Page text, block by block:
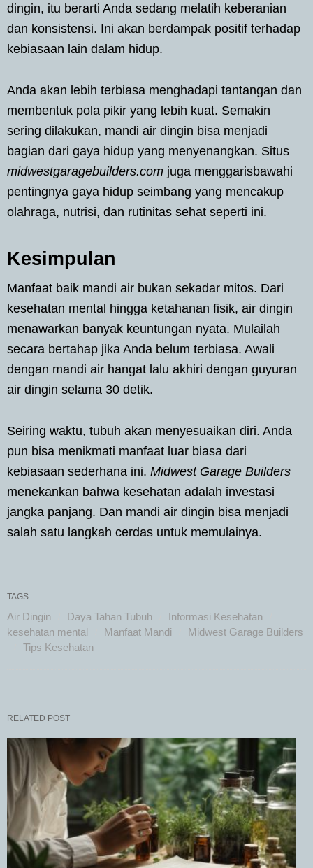
dingin, itu berarti Anda sedang melatih keberanian
dan konsistensi. Ini akan berdampak positif terhadap
kebiasaan lain dalam hidup.
Anda akan lebih terbiasa menghadapi tantangan dan
membentuk pola pikir yang lebih kuat. Semakin
sering dilakukan, mandi air dingin bisa menjadi
bagian dari gaya hidup yang menyenangkan. Situs
midwestgaragebuilders.com juga menggarisbawahi
pentingnya gaya hidup seimbang yang mencakup
olahraga, nutrisi, dan rutinitas sehat seperti ini.
Kesimpulan
Manfaat baik mandi air bukan sekadar mitos. Dari
kesehatan mental hingga ketahanan fisik, air dingin
menawarkan banyak keuntungan nyata. Mulailah
secara bertahap jika Anda belum terbiasa. Awali
dengan mandi air hangat lalu akhiri dengan guyuran
air dingin selama 30 detik.
Seiring waktu, tubuh akan menyesuaikan diri. Anda
pun bisa menikmati manfaat luar biasa dari
kebiasaan sederhana ini. Midwest Garage Builders
menekankan bahwa kesehatan adalah investasi
jangka panjang. Dan mandi air dingin bisa menjadi
salah satu langkah cerdas untuk memulainya.
TAGS:
Air Dingin Daya Tahan Tubuh
Informasi Kesehatan
kesehatan mental
Manfaat Mandi
Midwest Garage Builders
Tips Kesehatan
RELATED POST